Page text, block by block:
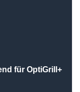
für OptiGrill+